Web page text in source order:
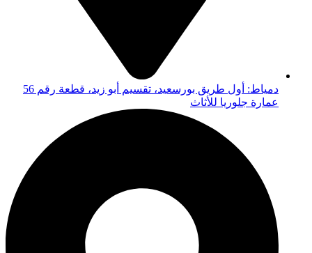
دمياط: أول طريق بورسعيد، تقسيم أبو زيد، قطعة رقم 56
عمارة جلوريا للأثاث